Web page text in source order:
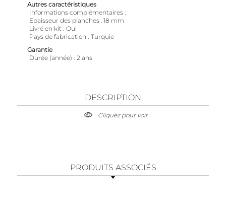
Autres caractéristiques
Informations complémentaires
Epaisseur des planches : 18 mm
Livré en kit Oui
Pays de fabrication
Turquie
Garantie
Durée (année)
2 ans
DESCRIPTION
Cliquez pour voir
PRODUITS ASSOCIÉS